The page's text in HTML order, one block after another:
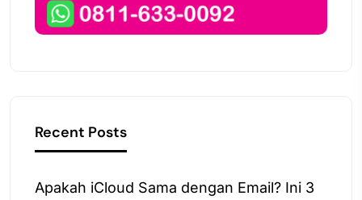
Recent Posts
Apakah iCloud Sama dengan Email? Ini 3